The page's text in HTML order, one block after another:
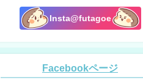
Insta@futagoe
Facebookページ